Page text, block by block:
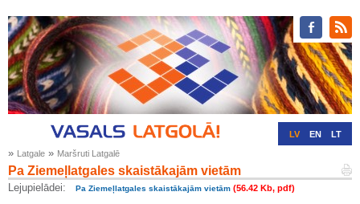
LV EN LT
» Latgale » Maršruti Latgalē
Pa Ziemeļlatgales skaistākajām vietām
Lejupielādei: Pa Ziemeļlatgales skaistākajām vietām (56.42 Kb, pdf)